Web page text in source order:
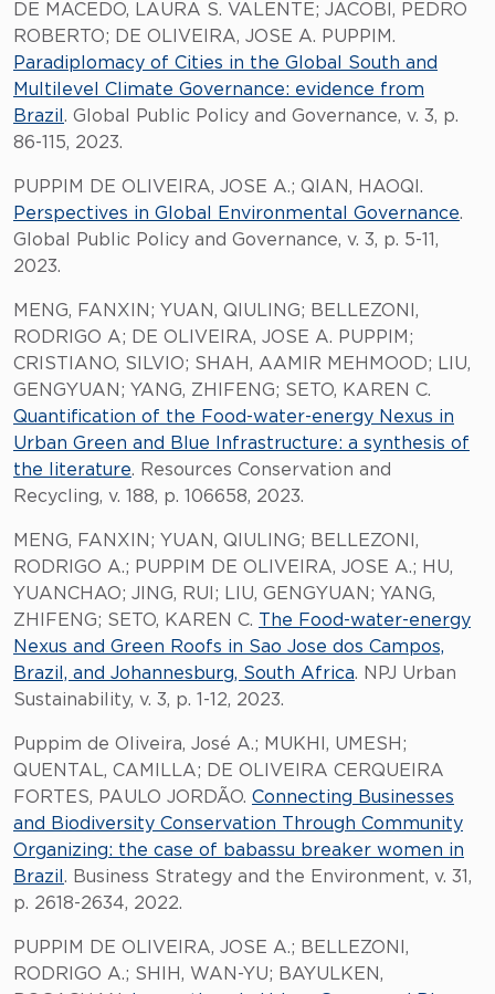
DE MACEDO, LAURA S. VALENTE; JACOBI, PEDRO
ROBERTO; DE OLIVEIRA, JOSE A. PUPPIM.
Paradiplomacy of Cities in the Global South and
Multilevel Climate Governance: evidence from
Brazil . Global Public Policy and Governance, v. 3, p.
86-115, 2023.
PUPPIM DE OLIVEIRA, JOSE A.; QIAN, HAOQI.
Perspectives in Global Environmental Governance.
Global Public Policy and Governance, v. 3, p. 5-11,
2023.
MENG, FANXIN; YUAN, QIULING; BELLEZONI,
RODRIGO A; DE OLIVEIRA, JOSE A. PUPPIM;
CRISTIANO, SILVIO; SHAH, AAMIR MEHMOOD; LIU,
GENGYUAN; YANG, ZHIFENG; SETO, KAREN C.
Quantification of the Food-water-energy Nexus in
Urban Green and Blue Infrastructure: a synthesis of
the literature. Resources Conservation and
Recycling, v. 188, p. 106658, 2023.
MENG, FANXIN; YUAN, QIULING; BELLEZONI,
RODRIGO A.; PUPPIM DE OLIVEIRA, JOSE A.; HU,
YUANCHAO; JING, RUI; LIU, GENGYUAN; YANG,
ZHIFENG; SETO, KAREN C. The Food-water-energy
Nexus and Green Roofs in Sao Jose dos Campos,
Brazil, and Johannesburg, South Africa. NPJ Urban
Sustainability, v. 3, p. 1-12, 2023.
Puppim de Oliveira, José A.; MUKHI, UMESH;
QUENTAL, CAMILLA; DE OLIVEIRA CERQUEIRA
FORTES, PAULO JORDÃO. Connecting Businesses
and Biodiversity Conservation Through Community
Organizing: the case of babassu breaker women in
Brazil . Business Strategy and the Environment, v. 31,
p. 2618-2634, 2022.
PUPPIM DE OLIVEIRA, JOSE A.; BELLEZONI,
RODRIGO A.; SHIH, WAN-YU; BAYULKEN,